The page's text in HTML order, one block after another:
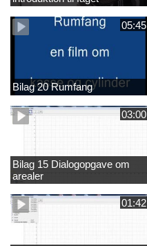
05:45
Bilag 20 Rumfang
03:00
Bilag 15 Dialogopgave om
arealer
01:42